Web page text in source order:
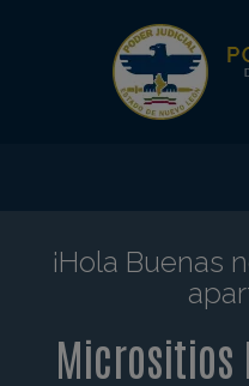
¡Hola Buenas
Micrositios